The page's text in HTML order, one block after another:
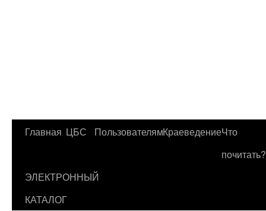
Перейти
содержимому
Главная ЦБС ПользователямКраеведениеЧто
почитать?
ЭЛЕКТРОННЫЙ
КАТАЛОГ